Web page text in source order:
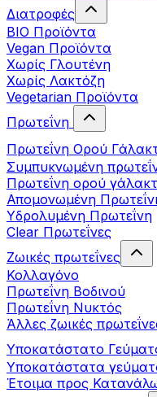
Διατροφές
BIO Προϊόντα
Vegan Προϊόντα
Χωρίς Γλουτένη
Χωρίς Λακτόζη
Vegetarian Προϊόντα
Πρωτεΐνη
Πρωτεΐνη Ορού
Συμπυκνωμένη
Πρωτεΐνη ορού
Απομονωμένη
Υδρολυμένη Πρωτεΐνη
Clear Πρωτεΐνες
Ζωικές πρωτεΐνες
Κολλαγόνο
Πρωτεΐνη Βοδινού
Πρωτεΐνη Νυκτός
Άλλες ζωικές
Υποκατάστατο
Υποκατάστατα
Έτοιμα προς